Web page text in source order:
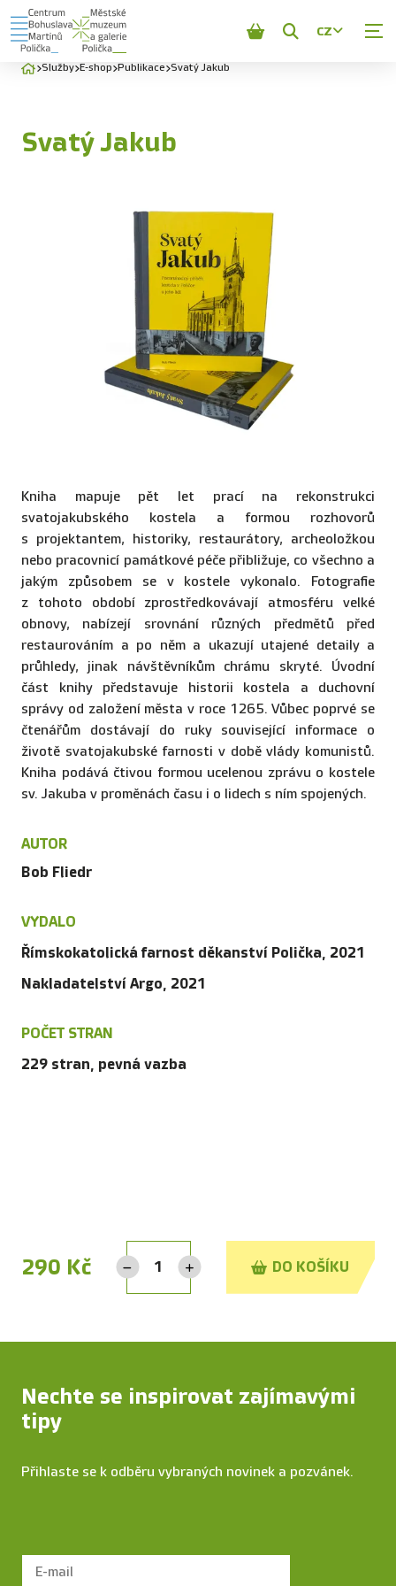
Zobrazit
CZ
Služby E-shop Publikace Svatý Jakub
Svatý Jakub
Kniha mapuje pět let prací na rekonstrukci
svatojakubského kostela a formou rozhovorů
s projektantem, historiky, restaurátory, archeoložkou
nebo pracovnicí památkové péče přibližuje, co všechno a
jakým způsobem se v kostele vykonalo. Fotografie
z tohoto období zprostředkovávají atmosféru velké
obnovy, nabízejí srovnání různých předmětů před
restaurováním a po něm a ukazují utajené detaily a
průhledy, jinak návštěvníkům chrámu skryté. Úvodní
část knihy představuje historii kostela a duchovní
správy od založení města v roce 1265. Vůbec poprvé se
čtenářům dostávají do ruky související informace o
životě svatojakubské farnosti v době vlády komunistů.
Kniha podává čtivou formou ucelenou zprávu o kostele
sv. Jakuba v proměnách času i o lidech s ním spojených.
AUTOR
Bob Fliedr
VYDALO
Římskokatolická farnost děkanství Polička, 2021
Nakladatelství Argo, 2021
POČET STRAN
229 stran, pevná vazba
290 Kč DO KOŠÍKU
Nechte se inspirovat zajímavými
tipy
Přihlaste se k odběru vybraných novinek a pozvánek.